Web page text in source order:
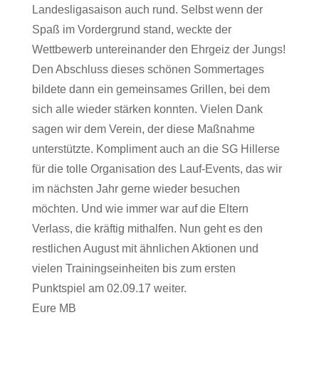
Landesligasaison auch rund. Selbst wenn der
Spaß im Vordergrund stand, weckte der
Wettbewerb untereinander den Ehrgeiz der Jungs!
Den Abschluss dieses schönen Sommertages
bildete dann ein gemeinsames Grillen, bei dem
sich alle wieder stärken konnten. Vielen Dank
sagen wir dem Verein, der diese Maßnahme
unterstützte. Kompliment auch an die SG Hillerse
für die tolle Organisation des Lauf-Events, das wir
im nächsten Jahr gerne wieder besuchen
möchten. Und wie immer war auf die Eltern
Verlass, die kräftig mithalfen. Nun geht es den
restlichen August mit ähnlichen Aktionen und
vielen Trainingseinheiten bis zum ersten
Punktspiel am 02.09.17 weiter.
Eure MB